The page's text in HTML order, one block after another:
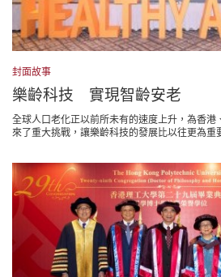
封面故事
樂齡科技 實現智齡安老
全球人口老化正以前所未有的速度上升，為香港
來了重大挑戰，讓樂齡科技的發展比以往更為重